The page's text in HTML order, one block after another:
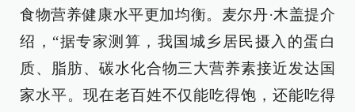
食物营养健康水平更加均衡。麦尔丹·木盖提介
绍，“据专家测算，我国城乡居民摄入的蛋白
质、脂肪、碳水化合物三大营养素接近发达国
家水平。现在老百姓不仅能吃得饱，还能吃得